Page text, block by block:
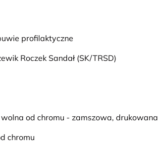
profilaktyczne
Roczek Sandał (SK/TRSD)
od chromu - zamszowa, drukowana
chromu